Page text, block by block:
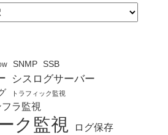
SNMP SSB
シスログサーバー
トラフィック監視
ラ監視
ク監視 ログ保存